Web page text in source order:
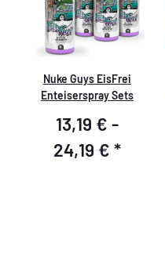
Nuke Guys EisFrei
Enteiserspray Sets
13,19 € -
24,19 € *